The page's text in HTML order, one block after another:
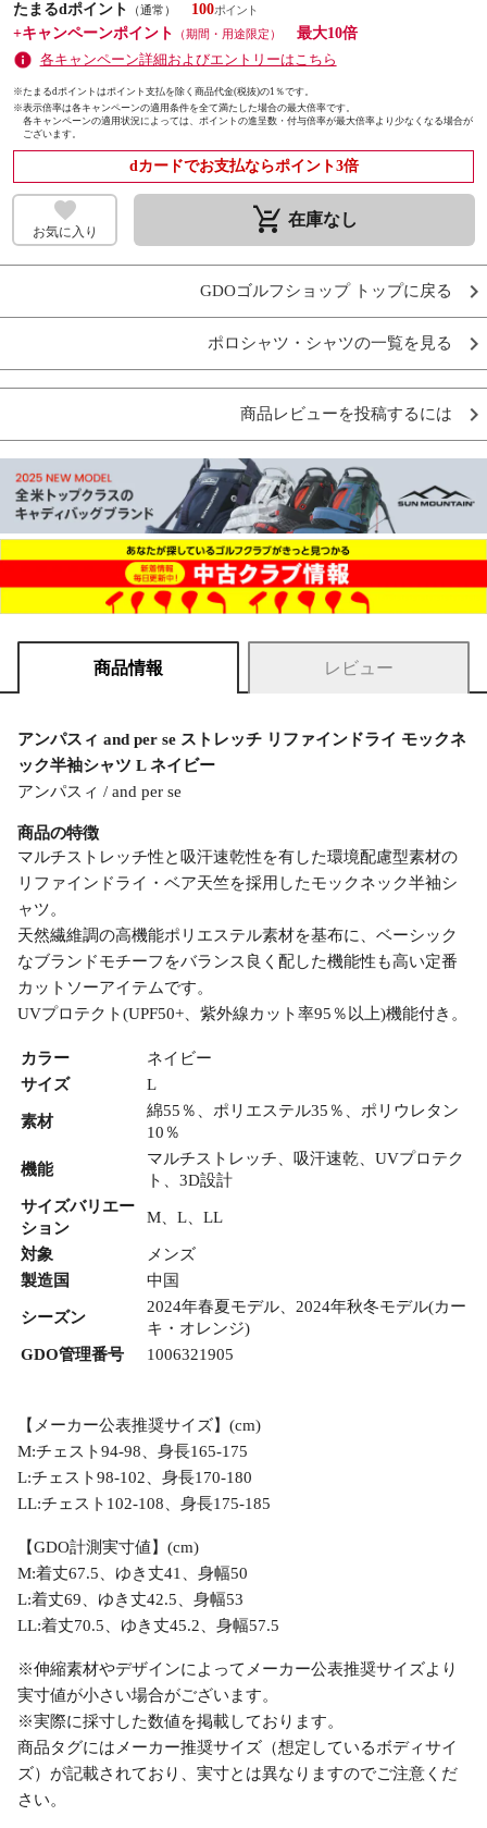
たまるdポイント
（通常）
100
+キャンペーンポイント
（期間・用途限定）
最大10倍
各キャンペーン詳細およびエントリーはこちら
※たまるdポイントはポイント支払を除く商品代金(税抜)の1％です。
※表示倍率は各キャンペーンの適用条件を全て満たした場合の最大倍率です。
各キャンペーンの適用状況によっては、ポイントの進呈数・付与倍率が最大倍率より少なくなる場合が
ございます。
dカードでお支払ならポイント3倍
お気に入り remove_shopping_cart 在庫なし
GDOゴルフショップ トップに戻る
ポロシャツ・シャツの一覧を見る
商品レビューを投稿するには
商品情報 レビュー
アンパスィ and per se ストレッチ リファインドライ モックネ
ック半袖シャツ L ネイビー
アンパスィ / and per se
商品の特徴
マルチストレッチ性と吸汗速乾性を有した環境配慮型素材の
リファインドライ・ベア天竺を採用したモックネック半袖シ
ャツ。
天然繊維調の高機能ポリエステル素材を基布に、ベーシック
なブランドモチーフをバランス良く配した機能性も高い定番
カットソーアイテムです。
UVプロテクト(UPF50+、紫外線カット率95％以上)機能付き。
カラー
ネイビー
サイズ
L
素材
綿55％、ポリエステル35％、ポリウレタン
10％
機能
マルチストレッチ、吸汗速乾、UVプロテク
ト、3D設計
サイズバリエー
ション
M、L、LL
対象
メンズ
製造国
中国
シーズン
2024年春夏モデル、2024年秋冬モデル(カー
キ・オレンジ)
GDO管理番号
1006321905
【メーカー公表推奨サイズ】(cm)
M:チェスト94-98、身長165-175
L:チェスト98-102、身長170-180
LL:チェスト102-108、身長175-185
【GDO計測実寸値】(cm)
M:着丈67.5、ゆき丈41、身幅50
L:着丈69、ゆき丈42.5、身幅53
LL:着丈70.5、ゆき丈45.2、身幅57.5
※伸縮素材やデザインによってメーカー公表推奨サイズより
実寸値が小さい場合がございます。
※実際に採寸した数値を掲載しております。
商品タグにはメーカー推奨サイズ（想定しているボディサイ
ズ）が記載されており、実寸とは異なりますのでご注意くだ
さい。